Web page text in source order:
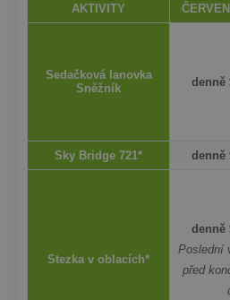
AKTIVITY
Sedačková lanovka
Sněžník
denně
Sky Bridge 721* denně
Stezka v oblacích*
denně
Poslední
před